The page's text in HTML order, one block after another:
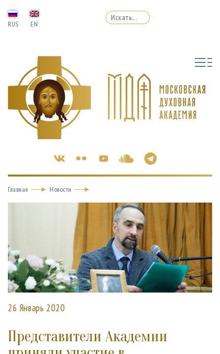
RUS EN
Главная Новости
26 Январь 2020
Представители Академии